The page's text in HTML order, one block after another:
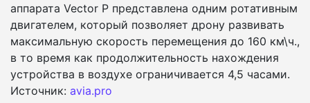
аппарата Vector P представлена одним ротативным
двигателем, который позволяет дрону развивать
максимальную скорость перемещения до 160 км\ч.,
в то время как продолжительность нахождения
устройства в воздухе ограничивается 4,5 часами.
Источник: avia.pro